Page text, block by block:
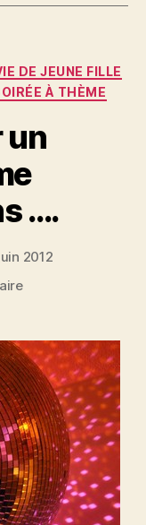
DE JEUNE FILLE
À THÈME
un
….
2012
sur
programme
d’animations
….